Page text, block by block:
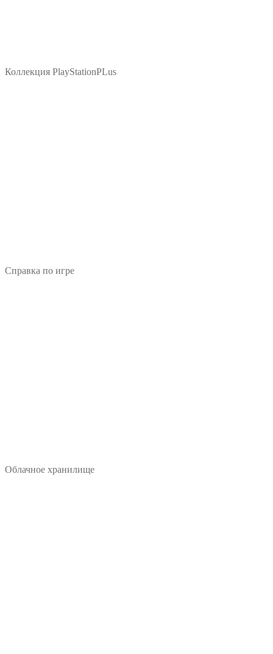
Коллекция PlayStationPLus
Справка по игре
Облачное хранилище